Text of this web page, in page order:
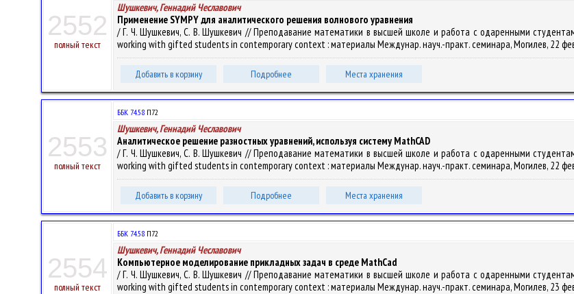
2552
полный текст
Шушкевич, Геннадий Чеславович
Применение SYMPY для аналитического решения волнового уравнения
/ Г. Ч. Шушкевич, С. В. Шушкевич // Преподавание математики в высшей школе и работа с одаренными
working with gifted students in contemporary context : материалы Междунар. науч.-практ. семинара, Могилев, 22
Добавить в корзину Подробнее Места хранения
2553
полный текст
ББК 74.58 П72
Шушкевич, Геннадий Чеславович
Аналитическое решение разностных уравнений, используя систему MathCAD
/ Г. Ч. Шушкевич, С. В. Шушкевич // Преподавание математики в высшей школе и работа с одаренными
working with gifted students in contemporary context : материалы Междунар. науч.-практ. семинара, Могилев, 22
Добавить в корзину Подробнее Места хранения
2554
полный текст
ББК 74.58 П72
Шушкевич, Геннадий Чеславович
Компьютерное моделирование прикладных задач в среде MathCad
/ Г. Ч. Шушкевич, С. В. Шушкевич // Преподавание математики в высшей школе и работа с одаренными
working with gifted students in contemporary context : материалы Междунар. науч.-практ. семинара, Могилев, 23